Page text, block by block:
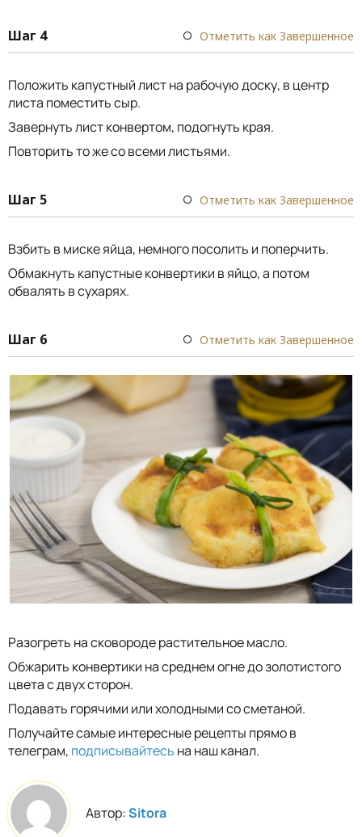
Шаг 4 Отметить как Завершенное
Положить капустный лист на рабочую доску, в центр
листа поместить сыр.
Завернуть лист конвертом, подогнуть края.
Повторить то же со всеми листьями.
Шаг 5 Отметить как Завершенное
Взбить в миске яйца, немного посолить и поперчить.
Обмакнуть капустные конвертики в яйцо, а потом
обвалять в сухарях.
Шаг 6 Отметить как Завершенное
Разогреть на сковороде растительное масло.
Обжарить конвертики на среднем огне до золотистого
цвета с двух сторон.
Подавать горячими или холодными со сметаной.
Получайте самые интересные рецепты прямо в
телеграм, подписывайтесь на наш канал.
Автор:Sitora